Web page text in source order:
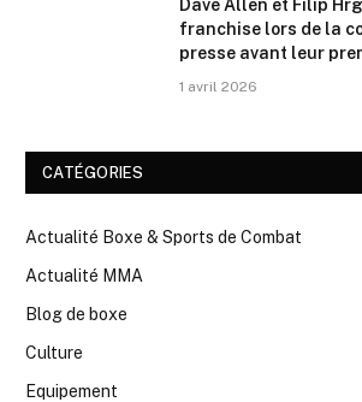
Dave Allen et Filip
franchise lors de la
presse avant leur
1 avril 2026
CATÉGORIES
Actualité Boxe & Sports de Combat
Actualité MMA
Blog de boxe
Culture
Equipement